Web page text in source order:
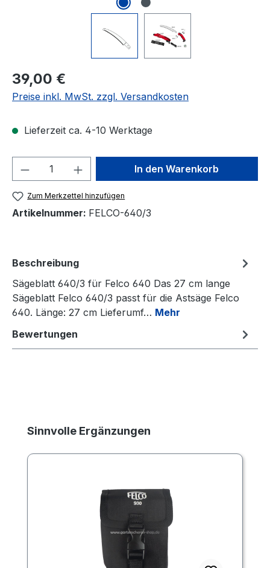
Regulärer Preis:
39,00 €
Preise inkl. MwSt. zzgl. Versandkosten
Lieferzeit ca. 4-10 Werktage
Produkt Anzahl: Gib denIn den Warenkorb
Zum Merkzettel hinzufügen
Artikelnummer: FELCO-640/3
Beschreibung
Sägeblatt 640/3 für Felco 640 Das 27 cm lange
Sägeblatt Felco 640/3 passt für die Astsäge Felco
640. Länge: 27 cm Lieferumf… Mehr
Bewertungen
Produktgalerie überspringen
Sinnvolle Ergänzungen